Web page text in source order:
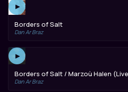
▶
Borders of Salt
Dan Ar Braz
▶
Borders of Salt / Marzoù Halen
Dan Ar Braz